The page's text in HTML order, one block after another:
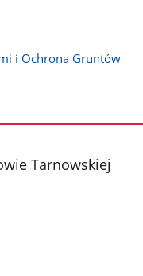
i Ochrona Gruntów
Tarnowskiej